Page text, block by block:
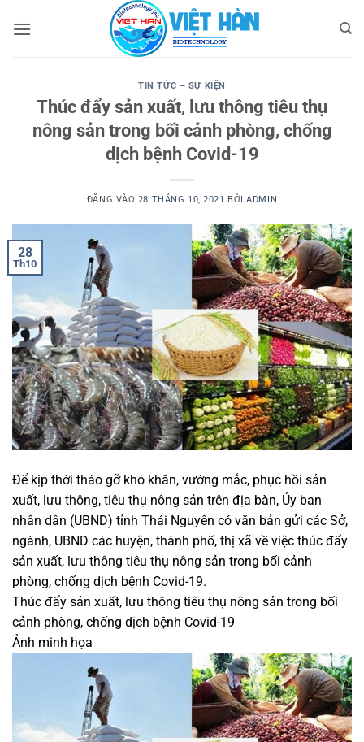
qua
TIN TỨC – SỰ KIỆN
Thúc đẩy sản xuất, lưu thông tiêu thụ
nông sản trong bối cảnh phòng, chống
dịch bệnh Covid-19
ĐĂNG VÀO 28 THÁNG 10, 2021 BỞIADMIN
28
Th10
Để kịp thời tháo gỡ khó khăn, vướng mắc, phục hồi sản
xuất, lưu thông, tiêu thụ nông sản trên địa bàn, Ủy ban
nhân dân (UBND) tỉnh Thái Nguyên có văn bản gửi các Sở,
ngành, UBND các huyện, thành phố, thị xã về việc thúc đẩy
sản xuất, lưu thông tiêu thụ nông sản trong bối cảnh
phòng, chống dịch bệnh Covid-19.
Thúc đẩy sản xuất, lưu thông tiêu thụ nông sản trong bối
cảnh phòng, chống dịch bệnh Covid-19
Ảnh minh họa